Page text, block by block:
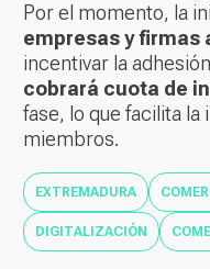
Por el momento, la
empresas y firmas
incentivar la
cobrará cuota de
fase, lo que facilita
miembros.
EXTREMADURA
DIGITALIZACIÓN